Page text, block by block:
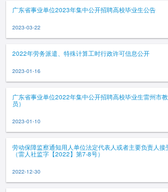
广东省事业单位2023年集中公开招聘高校毕业生公告
2023-03-22
2022年劳务派遣、特殊计算工时行政许可信息公开
2023-01-16
广东省事业单位2022年集中公开招聘高校毕业生雷州市
员）
2023-01-10
劳动保障监察通知用人单位法定代表人或者主要负责人
（雷人社监字【2022】第7-8号）
2022-12-30